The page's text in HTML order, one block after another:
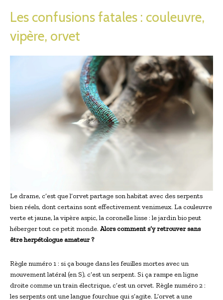
Les confusions fatales : couleuvre,
vipère, orvet
Le drame, c’est que l’orvet partage son habitat avec des serpents
bien réels, dont certains sont effectivement venimeux. La couleuvre
verte et jaune, la vipère aspic, la coronelle lisse : le jardin bio peut
héberger tout ce petit monde. Alors comment s’y retrouver sans
être herpétologue amateur ?
Règle numéro 1 : si ça bouge dans les feuilles mortes avec un
mouvement latéral (en S), c’est un serpent. Si ça rampe en ligne
droite comme un train électrique, c’est un orvet. Règle numéro 2 :
les serpents ont une langue fourchue qui s’agite. L’orvet a une